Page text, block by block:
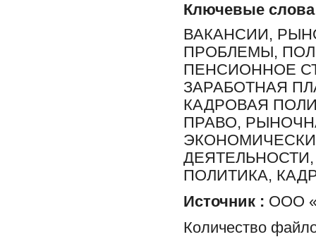
Ключевые слова
ВАКАНСИИ,
ПРОБЛЕМЫ,
ПЕНСИОННОЕ
ЗАРАБОТНАЯ
КАДРОВАЯ
ПРАВО,
ПОЛИТИКА,
Источник : ООО
Количество